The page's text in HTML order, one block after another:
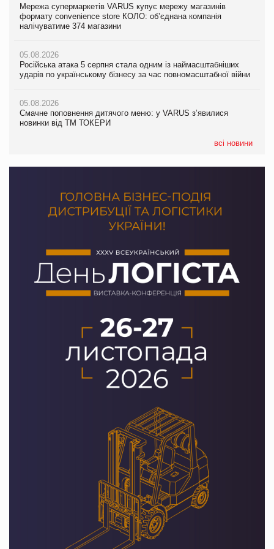
Мережа супермаркетів VARUS купує мережу магазинів
формату convenience store КОЛО: об’єднана компанія
налічуватиме 374 магазини
05.08.2026
Російська атака 5 серпня стала одним із наймасштабніших
ударів по українському бізнесу за час повномасштабної війни
05.08.2026
Смачне поповнення дитячого меню: у VARUS з’явилися
новинки від ТМ ТОКЕРИ
всі новини
05.08.2026
Смачне поповнення дитячого меню: у VARUS з’явилися
новинки від ТМ ТОКЕРИ
05.08.2026
Сергій Лісунов про заморожені хлібобулочні вироби на
PrivateLabel&FMCG Master 2026
04.08.2026
Через атаку РФ у Дніпрі пошкоджено склад шоколаду
Millennium
Adidas витратила понад $1 млрд на маркетинг за квартал
продуктів